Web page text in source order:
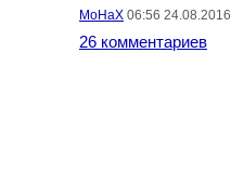
MoHaX 06:56 24.08.2016
26 комментариев